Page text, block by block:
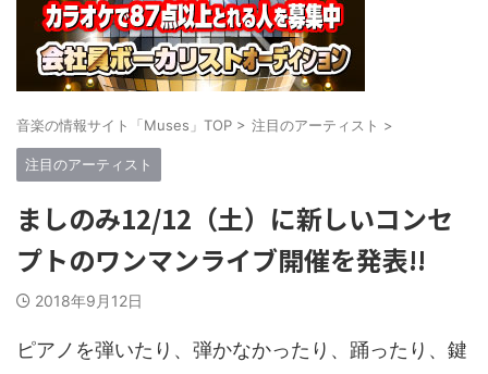
音楽の情報サイト「Muses」TOP > 注目のアーティスト >
注目のアーティスト
ましのみ12/12（土）に新しいコンセ
プトのワンマンライブ開催を発表!!
2018年9月12日
ピアノを弾いたり、弾かなかったり、踊ったり、鍵